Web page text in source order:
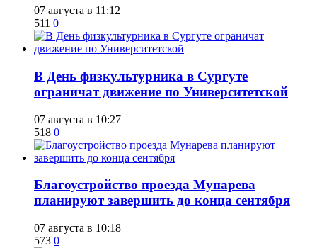
07 августа в 11:12
511 0
​В День физкультурника в Сургуте
ограничат движение по Университетской
07 августа в 10:27
518 0
Благоустройство проезда Мунарева
планируют завершить до конца сентября
07 августа в 10:18
573 0